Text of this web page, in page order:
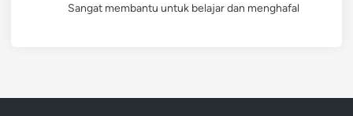
Sangat membantu untuk belajar dan menghafal